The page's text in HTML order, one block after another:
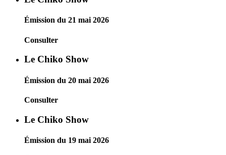
Émission du 21 mai 2026
Consulter
Le Chiko Show
Émission du 20 mai 2026
Consulter
Le Chiko Show
Émission du 19 mai 2026